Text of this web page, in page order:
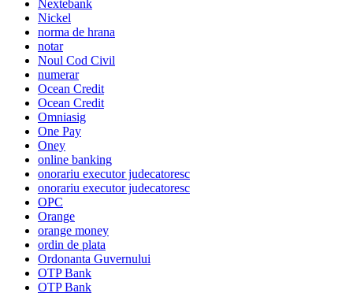
Nextebank
Nickel
norma de hrana
notar
Noul Cod Civil
numerar
Ocean Credit
Ocean Credit
Omniasig
One Pay
Oney
online banking
onorariu executor judecatoresc
onorariu executor judecatoresc
OPC
Orange
orange money
ordin de plata
Ordonanta Guvernului
OTP Bank
OTP Bank